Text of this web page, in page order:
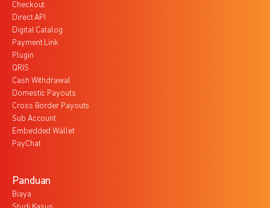
Checkout
Direct API
Digital Catalog
Payment Link
Plugin
QRIS
Cash Withdrawal
Domestic Payouts
Cross Border Payouts
Sub Account
Embedded Wallet
PayChat
Panduan
Biaya